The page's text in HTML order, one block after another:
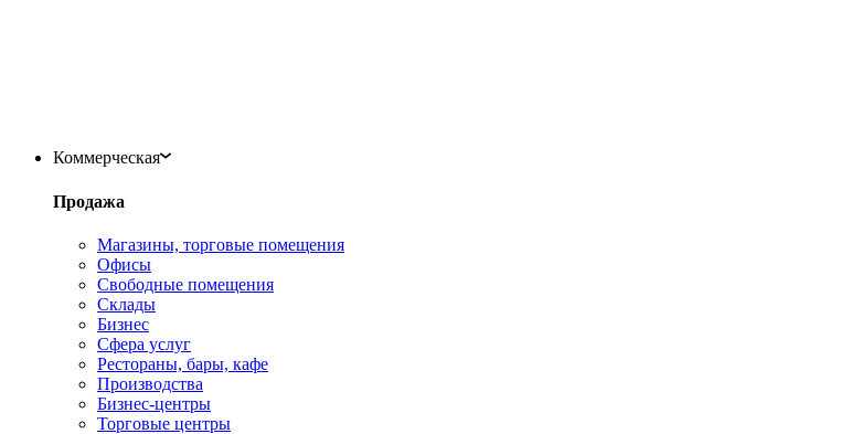
Коммерческая
Продажа
Магазины, торговые помещения
Офисы
Свободные помещения
Склады
Бизнес
Сфера услуг
Рестораны, бары, кафе
Производства
Бизнес-центры
Торговые центры